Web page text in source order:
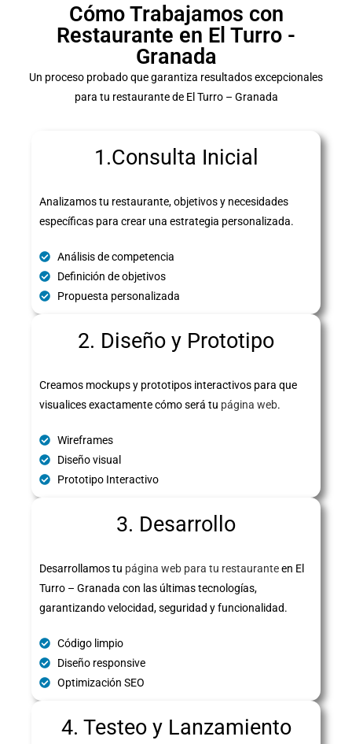
Cómo Trabajamos con
Restaurante en El Turro -
Granada
Un proceso probado que garantiza resultados excepcionales
para tu restaurante de El Turro – Granada
1.Consulta Inicial
Analizamos tu restaurante, objetivos y necesidades
específicas para crear una estrategia personalizada.
Análisis de competencia
Definición de objetivos
Propuesta personalizada
2. Diseño y Prototipo
Creamos mockups y prototipos interactivos para que
visualices exactamente cómo será tu página web.
Wireframes
Diseño visual
Prototipo Interactivo
3. Desarrollo
Desarrollamos tu página web para tu restauranteen El
Turro – Granada con las últimas tecnologías,
garantizando velocidad, seguridad y funcionalidad.
Código limpio
Diseño responsive
Optimización SEO
4. Testeo y Lanzamiento